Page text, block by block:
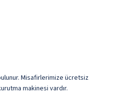
Misafirlerimize ücretsiz
makinesi vardır.